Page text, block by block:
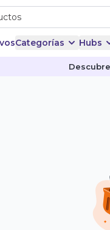
Categorías Hubs